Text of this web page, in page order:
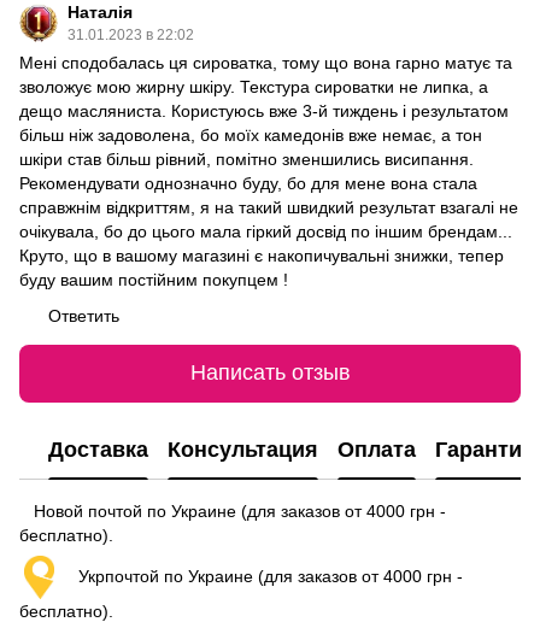
Наталія
31.01.2023 в 22:02
Мені сподобалась ця сироватка, тому що вона гарно матує та
зволожує мою жирну шкіру. Текстура сироватки не липка, а
дещо масляниста. Користуюсь вже 3-й тиждень і результатом
більш ніж задоволена, бо моїх камедонів вже немає, а тон
шкіри став більш рівний, помітно зменшились висипання.
Рекомендувати однозначно буду, бо для мене вона стала
справжнім відкриттям, я на такий швидкий результат взагалі не
очікувала, бо до цього мала гіркий досвід по іншим брендам...
Круто, що в вашому магазині є накопичувальні знижки, тепер
буду вашим постійним покупцем !
Ответить
Написать отзыв
Доставка Консультация Оплата Гарантия
Новой почтой по Украине (для заказов от 4000 грн -
бесплатно).
Укрпочтой по Украине (для заказов от 4000 грн -
бесплатно).